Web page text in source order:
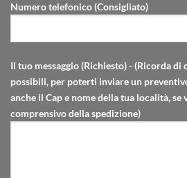
Numero telefonico (Consigliato)
Il tuo messaggio (Richiesto) - (Ricorda
possibili, per poterti inviare un
anche il Cap e nome della tua località,
comprensivo della spedizione)